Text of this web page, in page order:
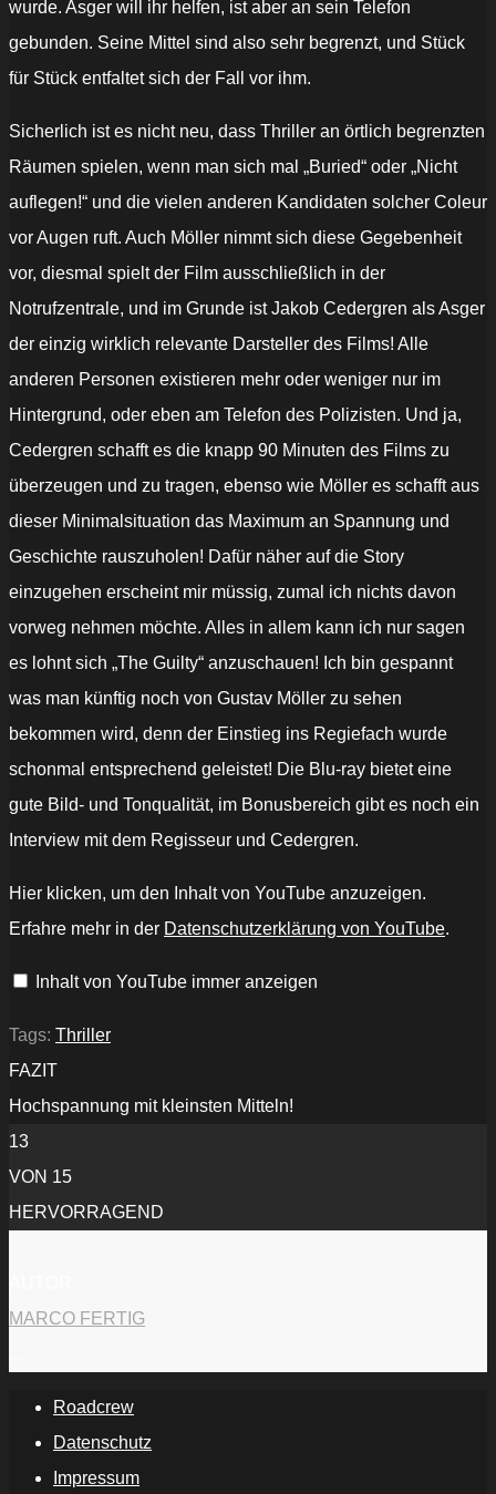
wurde. Asger will ihr helfen, ist aber an sein Telefon
gebunden. Seine Mittel sind also sehr begrenzt, und Stück
für Stück entfaltet sich der Fall vor ihm.
Sicherlich ist es nicht neu, dass Thriller an örtlich begrenzten
Räumen spielen, wenn man sich mal „Buried“ oder „Nicht
auflegen!“ und die vielen anderen Kandidaten solcher Coleur
vor Augen ruft. Auch Möller nimmt sich diese Gegebenheit
vor, diesmal spielt der Film ausschließlich in der
Notrufzentrale, und im Grunde ist Jakob Cedergren als Asger
der einzig wirklich relevante Darsteller des Films! Alle
anderen Personen existieren mehr oder weniger nur im
Hintergrund, oder eben am Telefon des Polizisten. Und ja,
Cedergren schafft es die knapp 90 Minuten des Films zu
überzeugen und zu tragen, ebenso wie Möller es schafft aus
dieser Minimalsituation das Maximum an Spannung und
Geschichte rauszuholen! Dafür näher auf die Story
einzugehen erscheint mir müssig, zumal ich nichts davon
vorweg nehmen möchte. Alles in allem kann ich nur sagen
es lohnt sich „The Guilty“ anzuschauen! Ich bin gespannt
was man künftig noch von Gustav Möller zu sehen
bekommen wird, denn der Einstieg ins Regiefach wurde
schonmal entsprechend geleistet! Die Blu-ray bietet eine
gute Bild- und Tonqualität, im Bonusbereich gibt es noch ein
Interview mit dem Regisseur und Cedergren.
„THE
GUILTY
German
von
Hier klicken, um den Inhalt von YouTube anzuzeigen.
Erfahre mehr in der Datenschutzerklärung von YouTube.
Inhalt von YouTube immer anzeigen
Tags: Thriller
FAZIT
Hochspannung mit kleinsten Mitteln!
13
VON 15
HERVORRAGEND
MARCO FERTIG
Roadcrew
Datenschutz
Impressum